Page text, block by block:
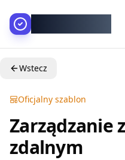
Wstecz
Oficjalny szablon
Zarządzanie
zdalnym